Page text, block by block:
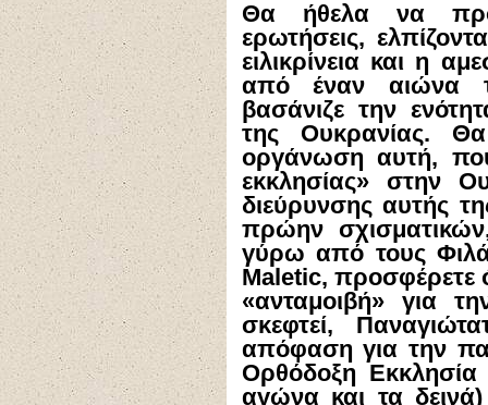
Θα ήθελα να
ερωτήσεις,
ειλικρίνεια και η
από έναν αιώνα
βασάνιζε την
της Ουκρανίας.
οργάνωση αυτή,
εκκλησίας» στην
διεύρυνσης αυτής
πρώην
γύρω από τους
Maletic, προσφέρετε
«ανταμοιβή» για
σκεφτεί,
απόφαση για την
Ορθόδοξη
αγώνα και τα